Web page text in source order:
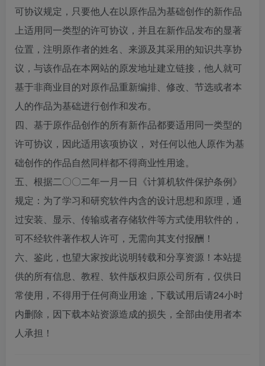
可协议规定，只要他人在以原作品为基础创作的新作品
上适用同一类型的许可协议，并且在新作品发布的显著
位置，注明原作者的姓名、来源及其采用的知识共享协
议，与该作品在本网站的原发地址建立链接，他人就可
基于非商业目的对原作品重新编排、修改、节选或者本
人的作品为基础进行创作和发布。
四、基于原作品创作的所有新作品都要适用同一类型的
许可协议，因此适用该项协议， 对任何以他人原作为基
础创作的作品自然同样都不得商业性用途。
五、根据二〇〇二年一月一日《计算机软件保护条例》
规定：为了学习和研究软件内含的设计思想和原理，通
过安装、显示、传输或者存储软件等方式使用软件的，
可不经软件著作权人许可，无需向其支付报酬！
六、鉴此，也望大家按此说明转载和分享资源！本站提
供的所有信息、教程、软件版权归原公司所有，仅供日
常使用，不得用于任何商业用途，下载试用后请24小时
内删除，因下载本站资源造成的损失，全部由使用者本
人承担！